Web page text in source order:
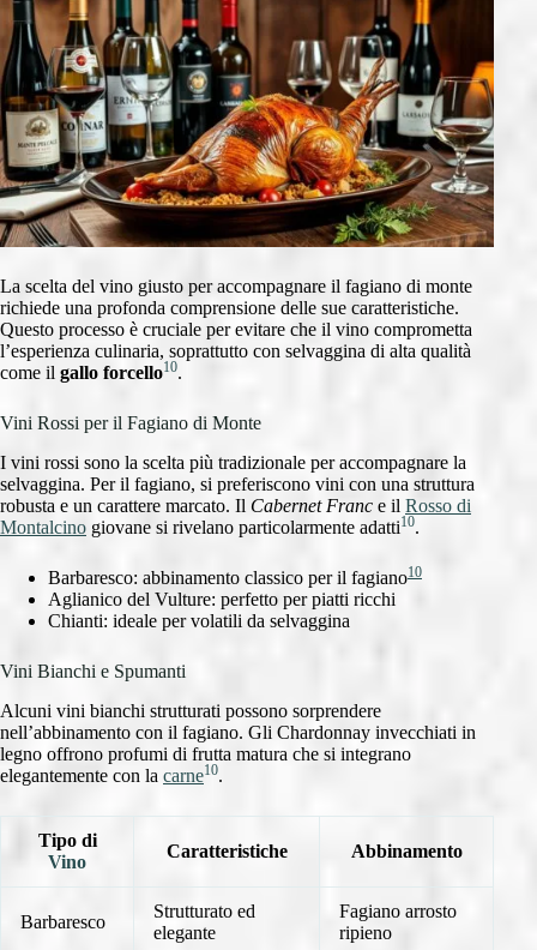
La scelta del vino giusto per accompagnare il fagiano di monte
richiede una profonda comprensione delle sue caratteristiche.
Questo processo è cruciale per evitare che il vino comprometta
l’esperienza culinaria, soprattutto con selvaggina di alta qualità
come il gallo forcello10.
Vini Rossi per il Fagiano di Monte
I vini rossi sono la scelta più tradizionale per accompagnare la
selvaggina. Per il fagiano, si preferiscono vini con una struttura
robusta e un carattere marcato. Il Cabernet Franc e il Rosso di
Montalcino giovane si rivelano particolarmente adatti10.
Barbaresco: abbinamento classico per il fagiano10
Aglianico del Vulture: perfetto per piatti ricchi
Chianti: ideale per volatili da selvaggina
Vini Bianchi e Spumanti
Alcuni vini bianchi strutturati possono sorprendere
nell’abbinamento con il fagiano. Gli Chardonnay invecchiati in
legno offrono profumi di frutta matura che si integrano
elegantemente con la carne10.
Tipo di
Vino
Caratteristiche Abbinamento
Barbaresco
Strutturato ed
elegante
Fagiano arrosto
ripieno